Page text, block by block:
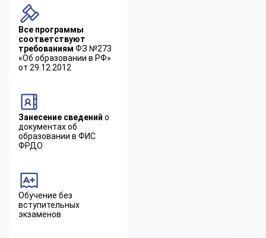
Все программы
соответствуют
требованиям ФЗ №273
«Об образовании в РФ»
от 29.12.2012
Занесение сведений о
документах об
образовании в ФИС
ФРДО
Обучение без
вступительных
экзаменов